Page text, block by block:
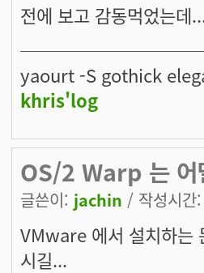
전에 보고 감동먹었는데
yaourt -S gothick
khris'log
OS/2 Warp 는
글쓴이: jachin / 작성시
VMware 에서 설치하는
시길...